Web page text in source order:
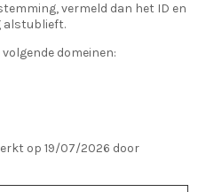
vermeld dan het ID en
alstublieft.
domeinen:
op 19/07/2026 door